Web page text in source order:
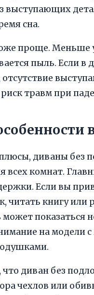
выступающих
сна.
проще. Меньше
пыль. Если в
травм при
диваны без
всех комнат.
Если вы
читать книгу или
показаться
на модели
диван без
чехлов или